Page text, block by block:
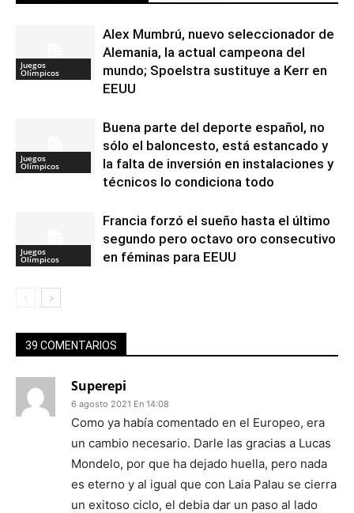
Juegos
Olímpicos
Alex Mumbrú, nuevo seleccionador de
Alemania, la actual campeona del
mundo; Spoelstra sustituye a Kerr en
EEUU
Juegos
Olímpicos
Buena parte del deporte español, no
sólo el baloncesto, está estancado y
la falta de inversión en instalaciones y
técnicos lo condiciona todo
Juegos
Olímpicos
Francia forzó el sueño hasta el último
segundo pero octavo oro consecutivo
en féminas para EEUU
39 COMENTARIOS
Superepi
6 agosto 2021 En 14:08
Como ya había comentado en el Europeo, era
un cambio necesario. Darle las gracias a Lucas
Mondelo, por que ha dejado huella, pero nada
es eterno y al igual que con Laia Palau se cierra
un exitoso ciclo, el debia dar un paso al lado